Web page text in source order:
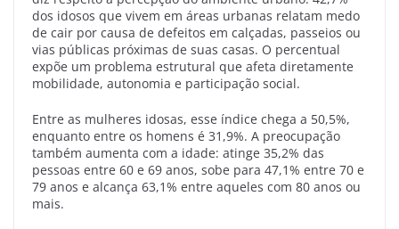
dos idosos que vivem em áreas urbanas relatam medo
de cair por causa de defeitos em calçadas, passeios ou
vias públicas próximas de suas casas. O percentual
expõe um problema estrutural que afeta diretamente
mobilidade, autonomia e participação social.
Entre as mulheres idosas, esse índice chega a 50,5%,
enquanto entre os homens é 31,9%. A preocupação
também aumenta com a idade: atinge 35,2% das
pessoas entre 60 e 69 anos, sobe para 47,1% entre 70 e
79 anos e alcança 63,1% entre aqueles com 80 anos ou
mais.